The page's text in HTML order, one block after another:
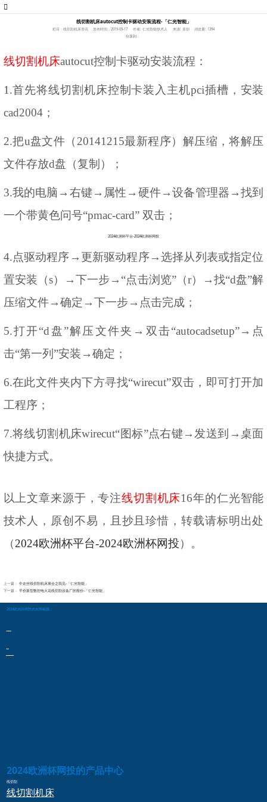
线切割机床autocut控制卡驱动安装流程-「仁光智能」
栏目：线切割机床资讯 发布时间：2019-09-17 作者: 仁光智能技术人 来源: 原创
浏览量: 1394
分享到：
线切割机床autocut控制卡驱动安装流程：
1.首先将线切割机床控制卡装入主机pci插槽，安装
cad2004；
2.把u盘文件（20141215最新程序）解压缩，将解压
文件存放d盘（复制）；
3.我的电脑→右键→属性→硬件→设备管理器→找到
一个带黄色问号“pmac-card” 双击；
2024欧洲杯平台-2024欧洲杯网投
4.点驱动程序→更新驱动程序→选择从列表或指定位
置安装（s）→下一步→“点击浏览”（r）→找“d盘”解
压缩文件→确定→下一步→点击完成；
5.打开“d盘”解压文件夹→双击“autocadsetup”→点
击“第一列”安装→确定；
6.在此文件夹内下方寻找“wirecut”双击，即可打开加
工程序；
7.将线切割机床wirecut“图标”点右键→发送到→桌面
快捷方式。
以上文章来源于，专注线切割机床16年的仁光智能
技术人，原创不易，且抄且珍惜，转载请标明出处
（2024欧洲杯平台-2024欧洲杯网投）。
上一篇： 中走丝线切割机床展会之我见-「仁光智能」
下一篇： 平价新型数控电火花线切割设备厂的报价-「仁光智能」
2024欧洲杯网投的友情链接：
2024欧洲杯网投的产品中心
线切割
线切割机床